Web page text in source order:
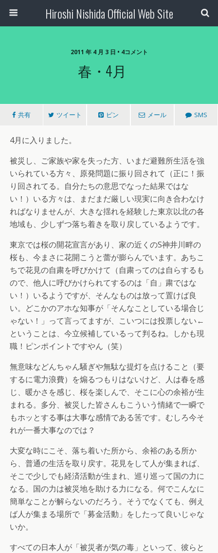
Hiroshi Nishida Official Web Site
2011 年 4 月 3 日 • 4コメント
春・4月
共有 ツイート ピン メール SMS
4月に入りました。
被災し、ご家族や家を失った方、いまだ避難所生活を強
いられている方々、原発問題に振り回されて（正に！振
り回されてる。自分たちの意思でなった結果ではな
い！）いる方々は、まだまだ厳しい現実に向き合わなけ
ればなりませんが、大きな揺れを経験した東京以北の各
地域も、少しずつ落ち着きを取り戻しているようです。
東京では桜の開花宣言があり、家の近くのS神井川畔の
桜も、今まさに花開こうと蕾が膨らんでいます。あちこ
ちで花見の自粛を呼びかけて（自粛ってのは自らするも
ので、他人に呼びかけられてするのは「自」粛ではな
い！）いるようですが、そんなものは放って置けば良
い。どこかのアホな知事が「そんなことしている場合じ
ゃない！」って言ってますが、こいつには投票しない←
ということは、今立候補しているって判るね。しかも現
職！ピンポイントですやん（笑）
無意味などんちゃん騒ぎや無駄な提灯を点けること（要
するに電力浪費）を煽るつもりはないけど、人は春を感
じ、暖かさを感じ、桜を楽しんで、そこに心の余裕が生
まれる。多分、被災した皆さんもこういう情緒で一瞬で
もホッとする事は大事な感情である筈です。むしろ今そ
れが一番大事なのでは？
大変な時にこそ、落ち着いた所から、余裕のある所か
ら、普通の生活を取り戻す。花見をして人が集まれば、
そこで少しでも経済活動が生まれ、巡り巡って国の力に
なる。国の力は被災地を助ける力になる。何でこんなに
簡単なことが解らないのだろう。そうでなくても、例え
ば人が集まる場所で「募金活動」をしたって良いじゃな
いか。
すべての日本人が「被災者が気の毒」といって、彼らと